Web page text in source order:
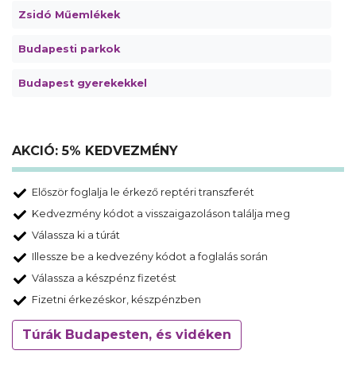
Zsidó Műemlékek
Budapesti parkok
Budapest gyerekekkel
AKCIÓ: 5% KEDVEZMÉNY
Először foglalja le érkező reptéri transzferét
Kedvezmény kódot a visszaigazoláson találja meg
Válassza ki a túrát
Illessze be a kedvezény kódot a foglalás során
Válassza a készpénz fizetést
Fizetni érkezéskor, készpénzben
Túrák Budapesten, és vidéken